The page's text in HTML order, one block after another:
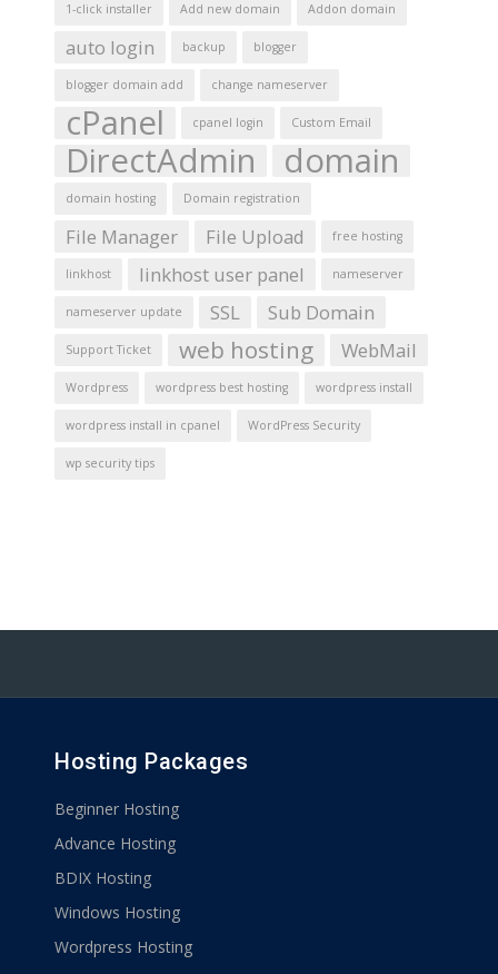
1-click installer Add new domain Addon domain
auto login backup blogger
blogger domain add change nameserver
cPanel cpanel login Custom Email
DirectAdmin domain
domain hosting Domain registration
File Manager File Upload free hosting
linkhost linkhost user panel nameserver
nameserver update SSL Sub Domain
Support Ticket web hosting WebMail
Wordpress wordpress best hosting wordpress install
wordpress install in cpanel WordPress Security
wp security tips
Hosting Packages
Beginner Hosting
Advance Hosting
BDIX Hosting
Windows Hosting
Wordpress Hosting